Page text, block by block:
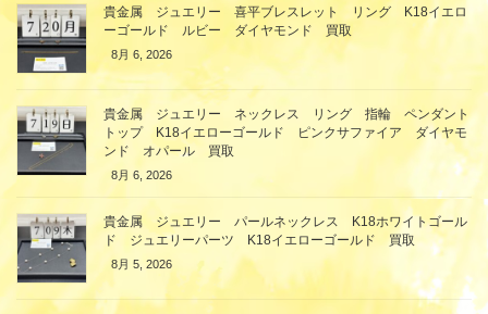
貴金属 ジュエリー 喜平ブレスレット リング K18イエロ
ーゴールド ルビー ダイヤモンド 買取
8月 6, 2026
貴金属 ジュエリー ネックレス リング 指輪 ペンダント
トップ K18イエローゴールド ピンクサファイア ダイヤモ
ンド オパール 買取
8月 6, 2026
貴金属 ジュエリー パールネックレス K18ホワイトゴール
ド ジュエリーパーツ K18イエローゴールド 買取
8月 5, 2026